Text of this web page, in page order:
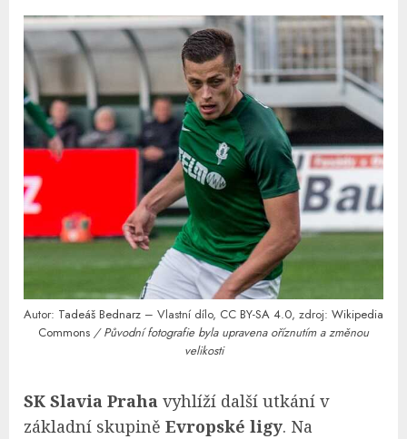
Autor: Tadeáš Bednarz – Vlastní dílo, CC BY-SA 4.0, zdroj: Wikipedia
Commons / Původní fotografie byla upravena oříznutím a změnou
velikosti
SK Slavia Praha vyhlíží další utkání v
základní skupině Evropské ligy. Na